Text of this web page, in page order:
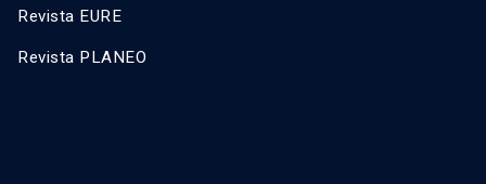
Revista EURE
Revista PLANEO